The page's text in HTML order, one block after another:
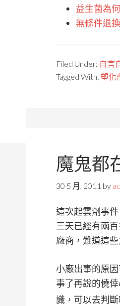
益生菌為
無條件退
Filed Under: 自言
Tagged With: 塑化
魔鬼都
30 5 月, 2011 by
這次起雲劑事
三天已經有兩
廠商，難道這
小廠出事的原
事了再說的僥
識，可以去判